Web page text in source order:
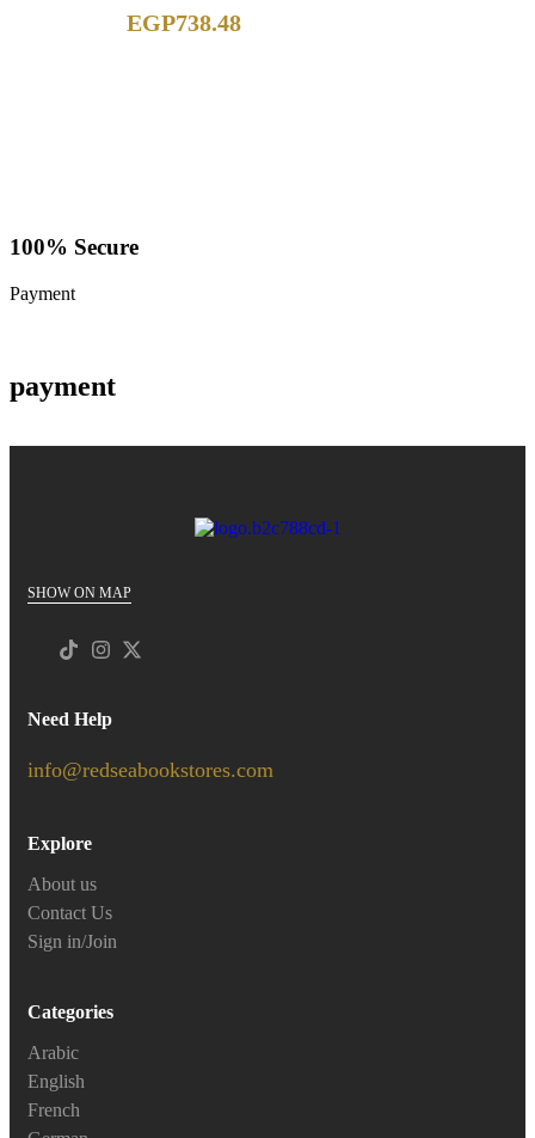
EGP738.48
100% Secure
Payment
payment
SHOW ON MAP
Need Help
info@redseabookstores.com
Explore
About us
Contact Us
Sign in/Join
Categories
Arabic
English
French